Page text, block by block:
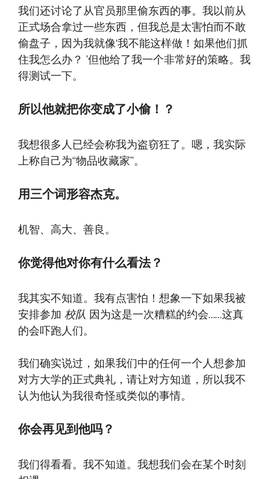
我们还讨论了从官员那里偷东西的事。我以前从
正式场合拿过一些东西，但我总是太害怕而不敢
偷盘子，因为我就像‘我不能这样做！如果他们抓
住我怎么办？ ’但他给了我一个非常好的策略。我
得测试一下。
所以他就把你变成了小偷！？
我想很多人已经会称我为盗窃狂了。嗯，我实际
上称自己为“物品收藏家”。
用三个词形容杰克。
机智、高大、善良。
你觉得他对你有什么看法？
我其实不知道。我有点害怕！想象一下如果我被
安排参加 校队 因为这是一次糟糕的约会……这真
的会吓跑人们。
我们确实说过，如果我们中的任何一个人想参加
对方大学的正式典礼，请让对方知道，所以我不
认为他认为我很奇怪或类似的事情。
你会再见到他吗？
我们得看看。我不知道。我想我们会在某个时刻